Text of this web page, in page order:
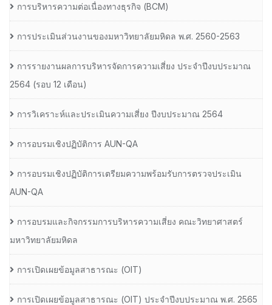
การบริหารความต่อเนื่องทางธุรกิจ (BCM)
การประเมินส่วนงานของมหาวิทยาลัยมหิดล พ.ศ. 2560-2563
การรายงานผลการบริหารจัดการความเสี่ยง ประจำปีงบประมาณ
2564 (รอบ 12 เดือน)
การวิเคราะห์และประเมินความเสี่ยง ปีงบประมาณ 2564
การอบรมเชิงปฏิบัติการ AUN-QA
การอบรมเชิงปฏิบัติการเตรียมความพร้อมรับการตรวจประเมิน
AUN-QA
การอบรมและกิจกรรมการบริหารความเสี่ยง คณะวิทยาศาสตร์
มหาวิทยาลัยมหิดล
การเปิดเผยข้อมูลสาธารณะ (OIT)
การเปิดเผยข้อมูลสาธารณะ (OIT) ประจำปีงบประมาณ พ.ศ. 2565